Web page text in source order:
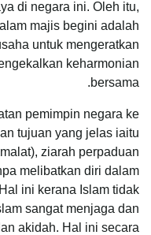
di negara ini. Oleh itu,
majis begini adalah
untuk mengeratkan
keharmonian
bersama.
pemimpin negara ke
tujuan yang jelas iaitu
ziarah perpaduan
melibatkan diri dalam
ini kerana Islam tidak
sangat menjaga dan
akidah. Hal ini secara